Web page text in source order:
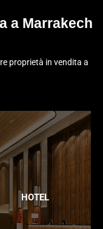
a Marrakech
proprietà in vendita a
HOTEL